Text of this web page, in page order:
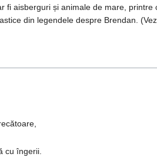
aisberguri și animale de mare, printre
din legendele despre Brendan.
cu îngerii.